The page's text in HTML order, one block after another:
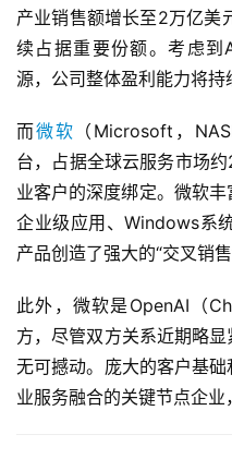
产业销售额增长至2万亿美
续占据重要份额。考虑到
源，公司整体盈利能力将持
而微软 （Microsoft，
台，占据全球云服务市场
业客户的深度绑定。微软
企业级应用、Windows系
产品创造了强大的“交叉销售
此外，微软是OpenAI（
方，尽管双方关系近期略
无可撼动。庞大的客户基
业服务融合的关键节点企业